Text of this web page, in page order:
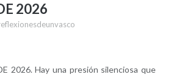
2026
2026. Hay una presión silenciosa que